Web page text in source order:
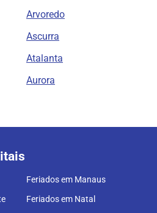
Arvoredo
Ascurra
Atalanta
Aurora
Feriados em Manaus
Feriados em Natal